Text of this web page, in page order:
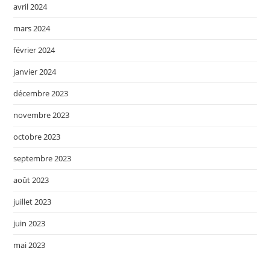
avril 2024
mars 2024
février 2024
janvier 2024
décembre 2023
novembre 2023
octobre 2023
septembre 2023
août 2023
juillet 2023
juin 2023
mai 2023